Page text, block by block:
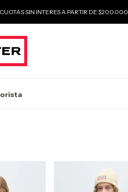
SIN INTERES A PARTIR DE $200.000